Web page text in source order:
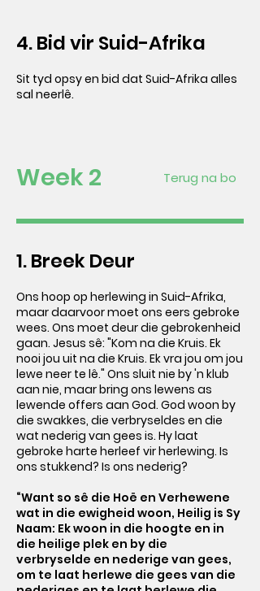
4. Bid vir Suid-Afrika
Sit tyd opsy en bid dat Suid-Afrika alles
sal neerlê.
Week 2 Terug na bo
1. Breek Deur
Ons hoop op herlewing in Suid-Afrika,
maar daarvoor moet ons eers gebroke
wees. Ons moet deur die gebrokenheid
gaan. Jesus sê: "Kom na die Kruis. Ek
nooi jou uit na die Kruis. Ek vra jou om jou
lewe neer te lê." Ons sluit nie by 'n klub
aan nie, maar bring ons lewens as
lewende offers aan God. God woon by
die swakkes, die verbryseldes en die
wat nederig van gees is. Hy laat
gebroke harte herleef vir herlewing. Is
ons stukkend? Is ons nederig?
“Want so sê die Hoë en Verhewene
wat in die ewigheid woon, Heilig is Sy
Naam: Ek woon in die hoogte en in
die heilige plek en by die
verbryselde en nederige van gees,
om te laat herlewe die gees van die